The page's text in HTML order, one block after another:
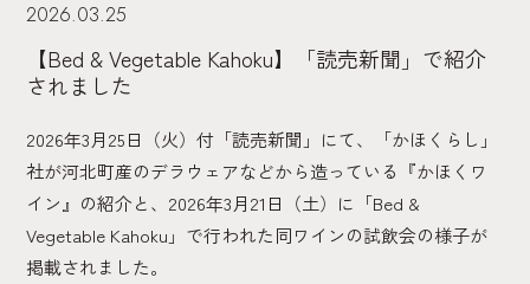
2026.03.25
【Bed & Vegetable Kahoku】「読売新聞」で紹介
されました
2026年3月25日（火）付「読売新聞」にて、「かほくらし」
社が河北町産のデラウェアなどから造っている『かほくワ
イン』の紹介と、2026年3月21日（土）に「Bed &
Vegetable Kahoku」で行われた同ワインの試飲会の様子が
掲載されました。